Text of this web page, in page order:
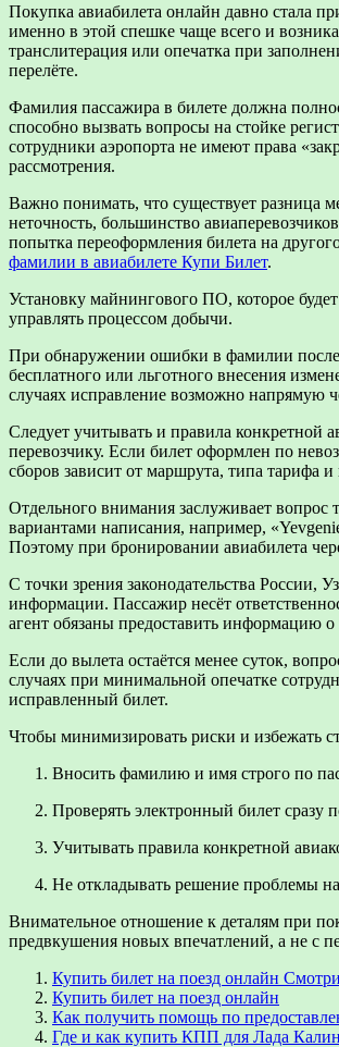
Покупка авиабилета онлайн давно стала
именно в этой спешке чаще всего и
транслитерация или опечатка при
перелёте.
Фамилия пассажира в билете должна
способно вызвать вопросы на стойке
сотрудники аэропорта не имеют права
рассмотрения.
Важно понимать, что существует разница
неточность, большинство
попытка переоформления билета на
фамилии в авиабилете Купи Билет.
Установку майнингового ПО, которое
управлять процессом добычи.
При обнаружении ошибки в фамилии после
бесплатного или льготного внесения
случаях исправление возможно напрямую
Следует учитывать и правила конкретной
перевозчику. Если билет оформлен по
сборов зависит от маршрута, типа тарифа
Отдельного внимания заслуживает
вариантами написания, например,
Поэтому при бронировании авиабилета
С точки зрения законодательства России,
информации. Пассажир несёт
агент обязаны предоставить информацию
Если до вылета остаётся менее суток,
случаях при минимальной опечатке
исправленный билет.
Чтобы минимизировать риски и избежать
Вносить фамилию и имя строго по
Проверять электронный билет сразу
Учитывать правила конкретной
Не откладывать решение проблемы
Внимательное отношение к деталям при
предвкушения новых впечатлений, а не с
Купить билет на поезд онлайн
Купить билет на поезд онлайн
Как получить помощь по
Где и как купить КПП для Лада